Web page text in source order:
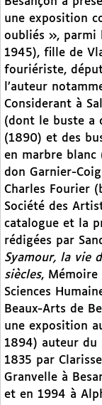
une exposition
oubliés », parmi
1945), fille de
fouriériste,
l’auteur
Considerant à
(dont le buste a
(1890) et des
en marbre blanc
don Garnier-
Charles Fourier
Société des
catalogue et la
rédigées par
Syamour, la vie
siècles, Mémoire
Sciences
Beaux-Arts de
une exposition
1894) auteur du
1835 par
Granvelle à
et en 1994 à